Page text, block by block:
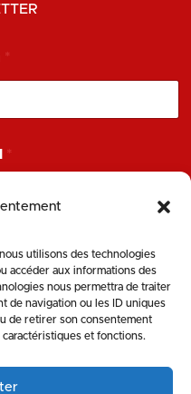
utilisons des technologies
accéder aux informations des
nous permettra de traiter
de navigation ou les ID uniques
de retirer son consentement
et fonctions.
*
*